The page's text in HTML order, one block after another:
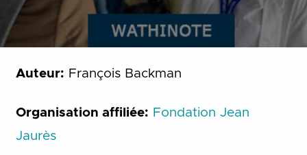
Auteur: François Backman
Organisation affiliée: Fondation Jean
Jaurès